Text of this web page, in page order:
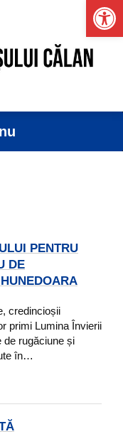
PENTRU
DE
credincioșii
primi Lumina Învierii
de rugăciune și
în…